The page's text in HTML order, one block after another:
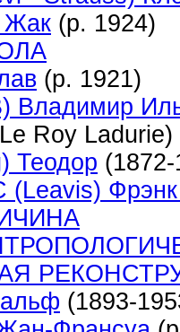
Жак (р. 1924)
(р. 1921)
Roy
Теодор
(1893-